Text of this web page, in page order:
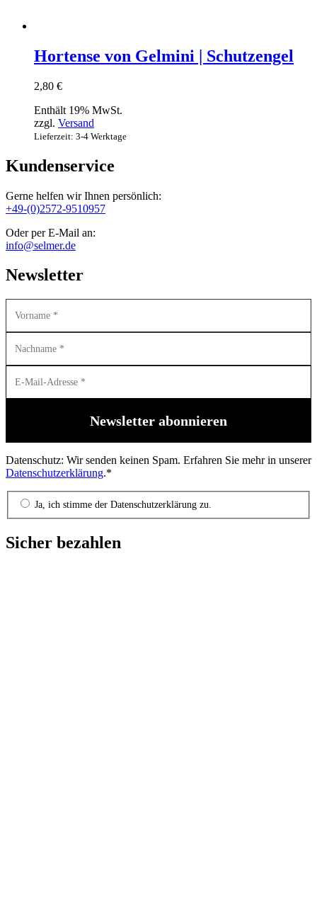
Hortense von Gelmini | Schutzengel
2,80 €
Enthält 19% MwSt.
zzgl. Versand
Lieferzeit: 3-4 Werktage
Kundenservice
Gerne helfen wir Ihnen persönlich:
+49-(0)2572-9510957
Oder per E-Mail an:
info@selmer.de
Newsletter
Datenschutz: Wir senden keinen Spam. Erfahren Sie mehr in unserer
Datenschutzerklärung.*
Ja, ich stimme der Datenschutzerklärung zu.
Sicher bezahlen